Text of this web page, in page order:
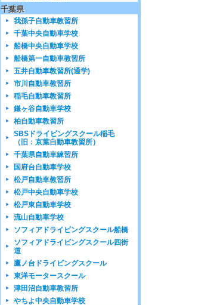
千葉県
我孫子自動車教習所
千葉中央自動車学校
船橋中央自動車学校
船橋第一自動車教習所
五井自動車教習所(通学)
市川自動車教習所
稲毛自動車教習所
鎌ヶ谷自動車学校
柏自動車教習所
SBSドライビングスクール稲毛
（旧：京葉自動車教習所）
千葉県自動車練習所
国府台自動車学校
松戸自動車教習所
松戸中央自動車学校
松戸東自動車学校
流山自動車学校
ソフィアドライビングスクール船橋
ソフィアドライビングスクール四街
道
鷹ノ台ドライビングスクール
東洋モータースクール
津田沼自動車教習所
やちよ中央自動車学校